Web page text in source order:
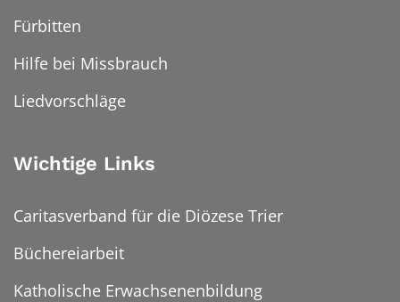
Fürbitten
Hilfe bei Missbrauch
Liedvorschläge
Wichtige Links
Caritasverband für die Diözese Trier
Büchereiarbeit
Katholische Erwachsenenbildung